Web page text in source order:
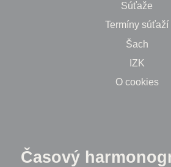
Súťaže
Termíny súťaží
Šach
IZK
O cookies
Časový